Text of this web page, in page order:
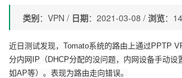
类别：VPN / 日期：2021-03-08 / 浏览：
近日测试发现，Tomato系统的路由上通过PPTP
分内网IP（DHCP分配的没问题，内网设备手动设
如AP等）。表现为路由走向错误。